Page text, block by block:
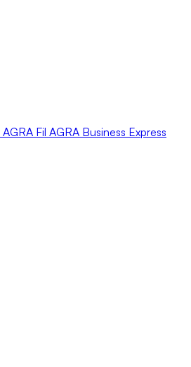
AGRA Fil AGRA Business Express